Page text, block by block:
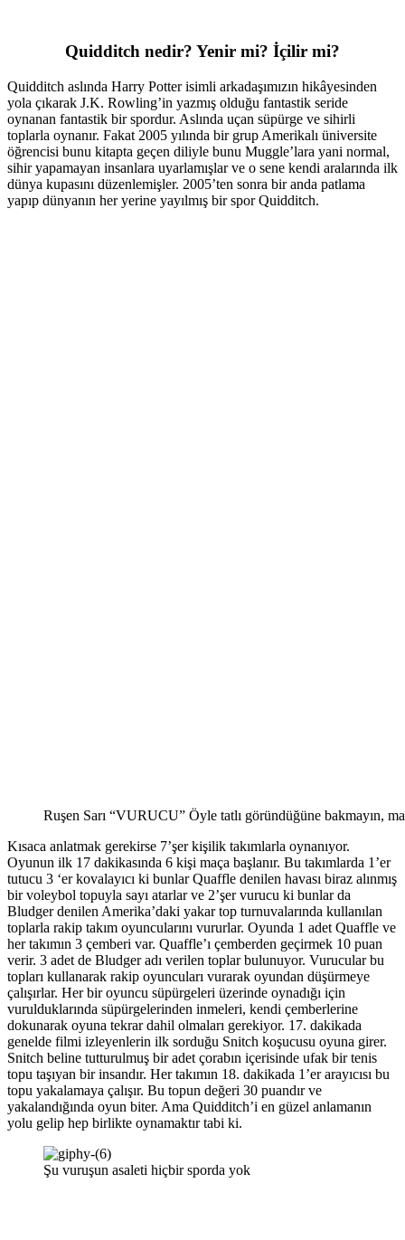
Quidditch nedir? Yenir mi? İçilir mi?
Quidditch aslında Harry Potter isimli arkadaşımızın hikâyesinden
yola çıkarak J.K. Rowling’in yazmış olduğu fantastik seride
oynanan fantastik bir spordur. Aslında uçan süpürge ve sihirli
toplarla oynanır. Fakat 2005 yılında bir grup Amerikalı üniversite
öğrencisi bunu kitapta geçen diliyle bunu Muggle’lara yani normal,
sihir yapamayan insanlara uyarlamışlar ve o sene kendi aralarında ilk
dünya kupasını düzenlemişler. 2005’ten sonra bir anda patlama
yapıp dünyanın her yerine yayılmış bir spor Quidditch.
Ruşen Sarı “VURUCU” Öyle tatlı göründüğüne bakmayın,
Kısaca anlatmak gerekirse 7’şer kişilik takımlarla oynanıyor.
Oyunun ilk 17 dakikasında 6 kişi maça başlanır. Bu takımlarda 1’er
tutucu 3 ‘er kovalayıcı ki bunlar Quaffle denilen havası biraz alınmış
bir voleybol topuyla sayı atarlar ve 2’şer vurucu ki bunlar da
Bludger denilen Amerika’daki yakar top turnuvalarında kullanılan
toplarla rakip takım oyuncularını vururlar. Oyunda 1 adet Quaffle ve
her takımın 3 çemberi var. Quaffle’ı çemberden geçirmek 10 puan
verir. 3 adet de Bludger adı verilen toplar bulunuyor. Vurucular bu
topları kullanarak rakip oyuncuları vurarak oyundan düşürmeye
çalışırlar. Her bir oyuncu süpürgeleri üzerinde oynadığı için
vurulduklarında süpürgelerinden inmeleri, kendi çemberlerine
dokunarak oyuna tekrar dahil olmaları gerekiyor. 17. dakikada
genelde filmi izleyenlerin ilk sorduğu Snitch koşucusu oyuna girer.
Snitch beline tutturulmuş bir adet çorabın içerisinde ufak bir tenis
topu taşıyan bir insandır. Her takımın 18. dakikada 1’er arayıcısı bu
topu yakalamaya çalışır. Bu topun değeri 30 puandır ve
yakalandığında oyun biter. Ama Quidditch’i en güzel anlamanın
yolu gelip hep birlikte oynamaktır tabi ki.
Şu vuruşun asaleti hiçbir sporda yok